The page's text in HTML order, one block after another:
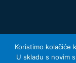
Koristimo kolačiće
U skladu s novim